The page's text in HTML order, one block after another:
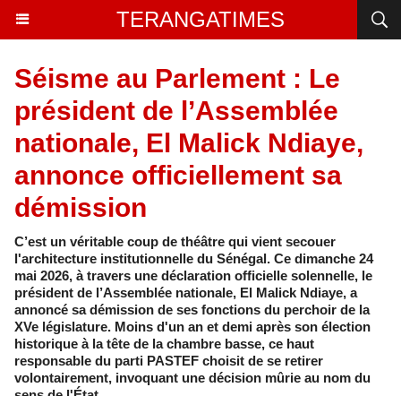
TERANGATIMES
Séisme au Parlement : Le
président de l’Assemblée
nationale, El Malick Ndiaye,
annonce officiellement sa
démission
C’est un véritable coup de théâtre qui vient secouer
l'architecture institutionnelle du Sénégal. Ce dimanche 24
mai 2026, à travers une déclaration officielle solennelle, le
président de l’Assemblée nationale, El Malick Ndiaye, a
annoncé sa démission de ses fonctions du perchoir de la
XVe législature. Moins d'un an et demi après son élection
historique à la tête de la chambre basse, ce haut
responsable du parti PASTEF choisit de se retirer
volontairement, invoquant une décision mûrie au nom du